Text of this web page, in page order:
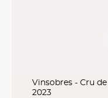
Vinsobres - Cru
2023